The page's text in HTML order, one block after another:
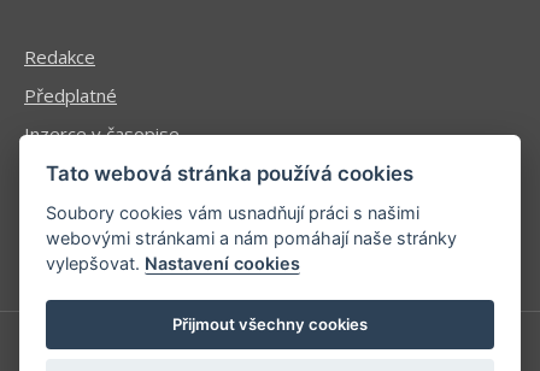
Redakce
Předplatné
Inzerce v časopise
Inzerce na www stránkách
Obchodní podmínky
Ochrana osobních údajů
Tato webová stránka používá cookies
Soubory cookies vám usnadňují práci s našimi
webovými stránkami a nám pomáhají naše stránky
vylepšovat. Nastavení cookies
Přijmout všechny cookies